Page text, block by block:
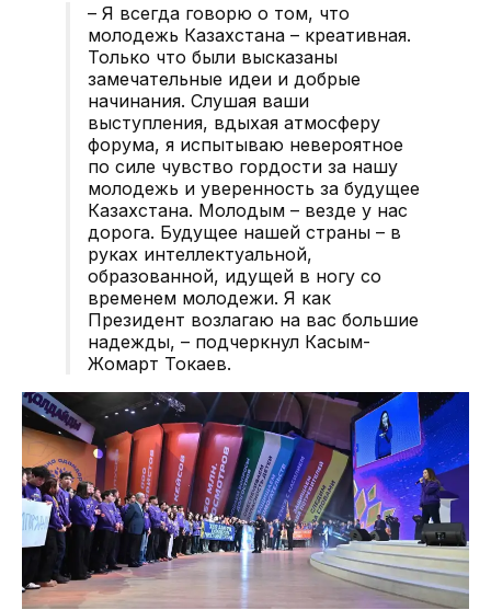
– Я всегда говорю о том, что
молодежь Казахстана – креативная.
Только что были высказаны
замечательные идеи и добрые
начинания. Слушая ваши
выступления, вдыхая атмосферу
форума, я испытываю невероятное
по силе чувство гордости за нашу
молодежь и уверенность за будущее
Казахстана. Молодым – везде у нас
дорога. Будущее нашей страны – в
руках интеллектуальной,
образованной, идущей в ногу со
временем молодежи. Я как
Президент возлагаю на вас большие
надежды, – подчеркнул Касым-
Жомарт Токаев.